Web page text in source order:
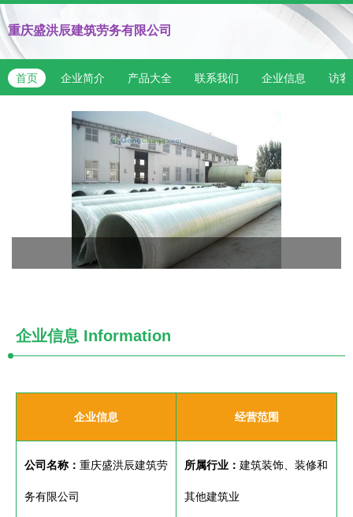
重庆盛洪辰建筑劳务有限公司
首页 企业简介 产品大全 联系我们 企业信息 访客
企业信息 Information
企业信息 经营范围
公司名称： 重庆盛洪辰建筑劳
务有限公司
所属行业： 建筑装饰、装修和
其他建筑业